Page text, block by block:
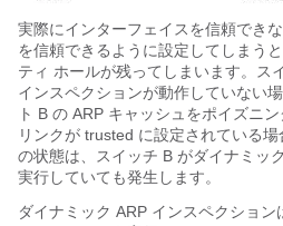
実際にインターフェイスを信頼でき
を信頼できるように設定してしまう
ティ ホールが残ってしまいます。ス
インスペクションが動作していない
ト B の ARP キャッシュをポイズニ
リンクが trusted に設定されている
の状態は、スイッチ B がダイナミッ
実行していても発生します。
ダイナミック ARP インスペクショ